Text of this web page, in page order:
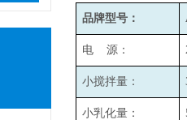
品牌型号：
电 源：
小搅拌量：
小乳化量：